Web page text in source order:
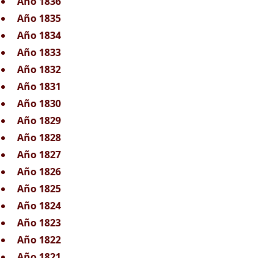
Año 1835
Año 1834
Año 1833
Año 1832
Año 1831
Año 1830
Año 1829
Año 1828
Año 1827
Año 1826
Año 1825
Año 1824
Año 1823
Año 1822